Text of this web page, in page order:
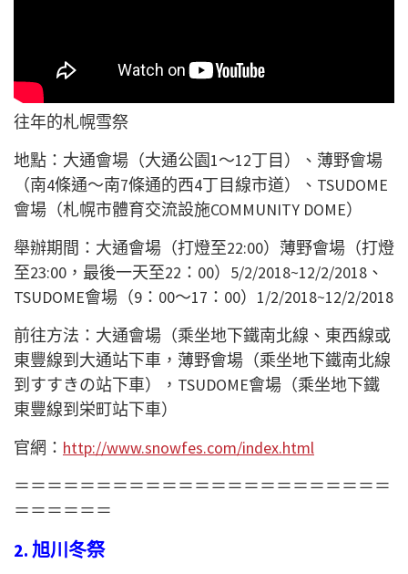
往年的札幌雪祭
地點：大通會場（大通公園1～12丁目）、薄野會場
（南4條通～南7條通的西4丁目線市道）、TSUDOME
會場（札幌市體育交流設施COMMUNITY DOME）
舉辦期間：大通會場（打燈至22:00）薄野會場（打燈
至23:00，最後一天至22：00）5/2/2018~12/2/2018、
TSUDOME會場（9：00～17：00）1/2/2018~12/2/2018
前往方法：大通會場（乘坐地下鐵南北線、東西線或
東豐線到大通站下車，薄野會場（乘坐地下鐵南北線
到すすきの站下車），TSUDOME會場（乘坐地下鐵
東豐線到栄町站下車）
官網： http://www.snowfes.com/index.html
＝＝＝＝＝＝＝＝＝＝＝＝＝＝＝＝＝＝＝＝＝＝＝
＝＝＝＝＝＝
2. 旭川冬祭